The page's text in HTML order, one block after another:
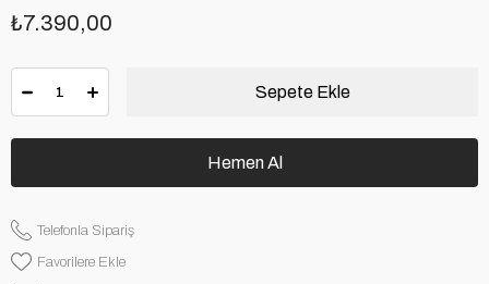
₺7.390,00
Telefonla Sipariş
Favorilere Ekle